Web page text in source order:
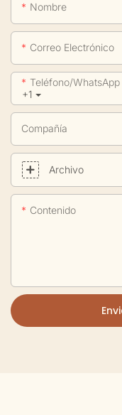
Nombre
Correo Electrónico
+1
Teléfono/WhatsApp
Compañía
Archivo
Contenido